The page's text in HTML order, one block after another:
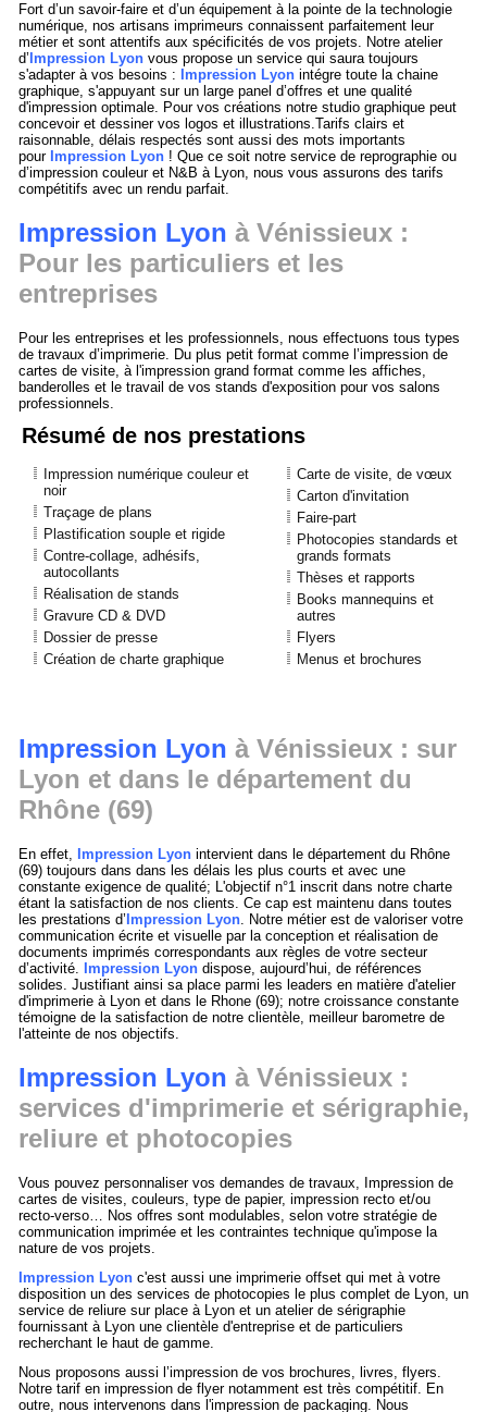
Fort d’un savoir-faire et d’un équipement à la pointe de la technologie
numérique, nos artisans imprimeurs connaissent parfaitement leur
métier et sont attentifs aux spécificités de vos projets. Notre atelier
d’ Impression Lyon vous propose un service qui saura toujours
s'adapter à vos besoins : Impression Lyon intégre toute la chaine
graphique, s'appuyant sur un large panel d’offres et une qualité
d'impression optimale. Pour vos créations notre studio graphique peut
concevoir et dessiner vos logos et illustrations.Tarifs clairs et
raisonnable, délais respectés sont aussi des mots importants
pour Impression Lyon ! Que ce soit notre service de reprographie ou
d’impression couleur et N&B à Lyon, nous vous assurons des tarifs
compétitifs avec un rendu parfait.
Impression Lyon à Vénissieux :
Pour les particuliers et les
entreprises
Pour les entreprises et les professionnels, nous effectuons tous types
de travaux d’imprimerie. Du plus petit format comme l’impression de
cartes de visite, à l'impression grand format comme les affiches,
banderolles et le travail de vos stands d'exposition pour vos salons
professionnels.
Résumé de nos prestations
Impression numérique couleur et
noir
Traçage de plans
Plastification souple et rigide
Contre-collage, adhésifs,
autocollants
Réalisation de stands
Gravure CD & DVD
Dossier de presse
Création de charte graphique
Carte de visite, de vœux
Carton d'invitation
Faire-part
Photocopies standards et
grands formats
Thèses et rapports
Books mannequins et
autres
Flyers
Menus et brochures
Impression Lyon à Vénissieux : sur
Lyon et dans le département du
Rhône (69)
En effet, Impression Lyon intervient dans le département du Rhône
(69) toujours dans dans les délais les plus courts et avec une
constante exigence de qualité; L'objectif n°1 inscrit dans notre charte
étant la satisfaction de nos clients. Ce cap est maintenu dans toutes
les prestations d’ Impression Lyon. Notre métier est de valoriser votre
communication écrite et visuelle par la conception et réalisation de
documents imprimés correspondants aux règles de votre secteur
d’activité. Impression Lyon dispose, aujourd’hui, de références
solides. Justifiant ainsi sa place parmi les leaders en matière d'atelier
d'imprimerie à Lyon et dans le Rhone (69); notre croissance constante
témoigne de la satisfaction de notre clientèle, meilleur barometre de
l'atteinte de nos objectifs.
Impression Lyon à Vénissieux :
services d'imprimerie et sérigraphie,
reliure et photocopies
Vous pouvez personnaliser vos demandes de travaux, Impression de
cartes de visites, couleurs, type de papier, impression recto et/ou
recto-verso… Nos offres sont modulables, selon votre stratégie de
communication imprimée et les contraintes technique qu'impose la
nature de vos projets.
Impression Lyon c'est aussi une imprimerie offset qui met à votre
disposition un des services de photocopies le plus complet de Lyon, un
service de reliure sur place à Lyon et un atelier de sérigraphie
fournissant à Lyon une clientèle d'entreprise et de particuliers
recherchant le haut de gamme.
Nous proposons aussi l’impression de vos brochures, livres, flyers.
Notre tarif en impression de flyer notamment est très compétitif. En
outre, nous intervenons dans l'impression de packaging. Nous